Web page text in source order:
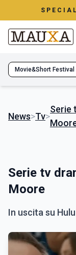
Movie&Short Festival
News>Tv>
Serie
Serie tv
Moore
In uscita su Hulu